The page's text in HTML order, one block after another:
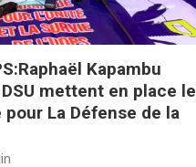
Kapambu
mettent en place le
La Défense de la